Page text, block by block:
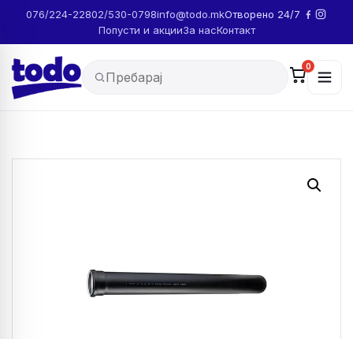
076/224-22802/530-0798info@todo.mkОтворено 24/7
Попусти и акцииЗа насКонтакт
0